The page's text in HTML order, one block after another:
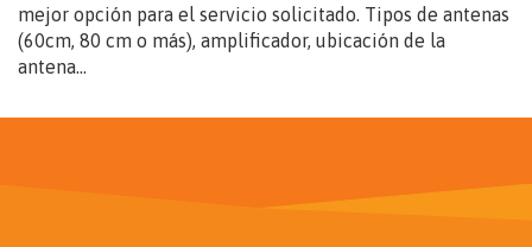
mejor opción para el servicio solicitado. Tipos de antenas
(60cm, 80 cm o más), amplificador, ubicación de la
antena...